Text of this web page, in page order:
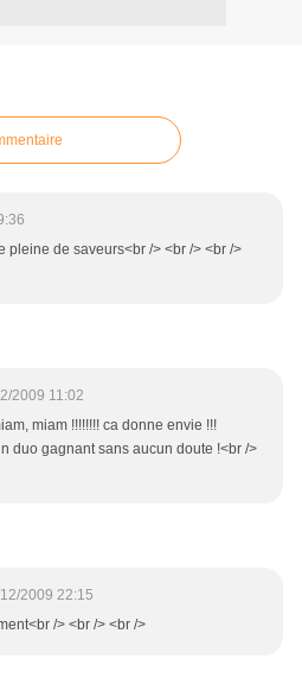
pleine de saveurs<br /> <br /> <br />
2009 11:02
miam !!!!!!!! ca donne envie !!!
duo gagnant sans aucun doute !<br />
2009 22:15
/> <br /> <br />